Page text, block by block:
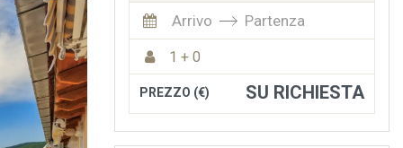
Arrivo Partenza
1 + 0
PREZZO (€) SU RICHIESTA